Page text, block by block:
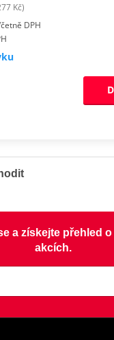
Kč)
DPH
a získejte přehled
akcích.